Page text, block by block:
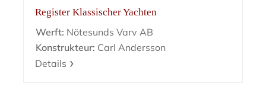
Register Klassischer Yachten
Werft: Nötesunds Varv AB
Konstrukteur: Carl Andersson
Details